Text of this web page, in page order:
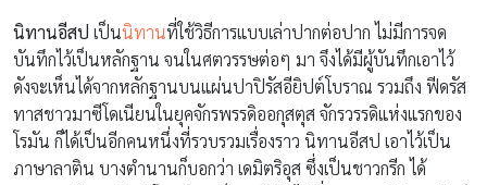
นิทานอีสป เป็นนิทานที่ใช้วิธีการแบบเล่าปากต่อปาก ไม่มีการจด
บันทึกไว้เป็นหลักฐาน จนในศตวรรษต่อๆ มา จึงได้มีผู้บันทึกเอาไว้
ดังจะเห็นได้จากหลักฐานบนแผ่นปาปิรัสอียิปต์โบราณ รวมถึง ฟีดรัส
ทาสชาวมาซีโดเนียนในยุคจักรพรรดิออกุสตุส จักรวรรดิแห่งแรกของ
โรมัน ก็ได้เป็นอีกคนหนึ่งที่รวบรวมเรื่องราว นิทานอีสป เอาไว้เป็น
ภาษาลาติน บางตำนานก็บอกว่า เดมิตริอุส ซึ่งเป็นชาวกรีก ได้